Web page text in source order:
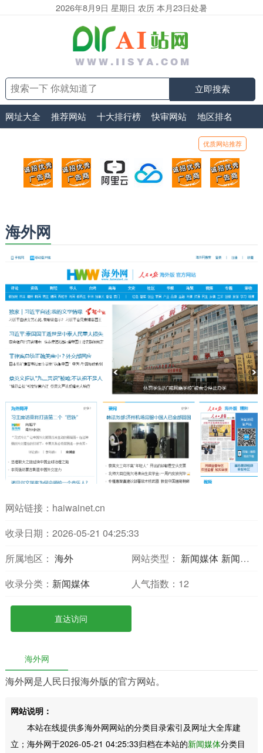
2026年8月9日 星期日 农历 本月23日处暑
立即搜索
网址大全 推荐网站 十大排行榜 快审网站 地区排名
优质网站推荐
顶部广告位1
广告位招商_广告位待售
顶部广告位2
广告位招商_广告位待售
阿里云
打折活动、99元/年
腾讯云
优惠打折，99元/年
顶部广告位5
广告位招商_
海外网
网站链接： haiwainet.cn
收录日期：2026-05-21 04:25:33
所属地区： 海外 网站类型： 新闻媒体 新闻报刊
收录分类： 新闻媒体 人气指数： 12
直达访问
海外网
海外网是人民日报海外版的官方网站。
网站说明：
本站在线提供多海外网网站的分类目录索引及网址大全库建
立；海外网于2026-05-21 04:25:33归档在本站的新闻媒体分类目